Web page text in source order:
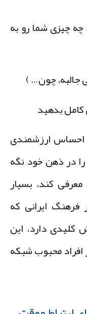
شما رو به
چون… )
بدهید
ارزشمندی
در ذهن خود نگه
کند، بسیار
ایرانی که
دارد، این
محبوب شبکه